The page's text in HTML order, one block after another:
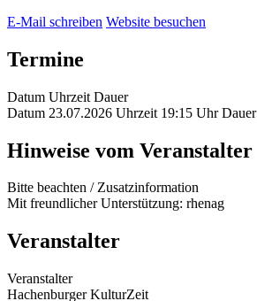
E-Mail schreiben Website besuchen
Termine
Datum Uhrzeit Dauer
Datum 23.07.2026 Uhrzeit 19:15 Uhr Dauer
Hinweise vom Veranstalter
Bitte beachten / Zusatzinformation
Mit freundlicher Unterstützung: rhenag
Veranstalter
Veranstalter
Hachenburger KulturZeit